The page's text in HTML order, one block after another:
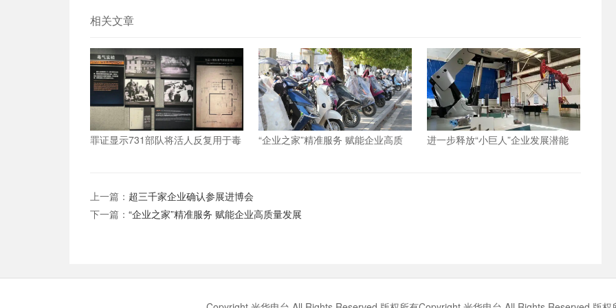
相关文章
罪证显示731部队将活人反复用于毒
“企业之家”精准服务 赋能企业高质
进一步释放“小巨人”企业发展潜能
上一篇： 超三千家企业确认参展进博会
下一篇： “企业之家”精准服务 赋能企业高质量发展